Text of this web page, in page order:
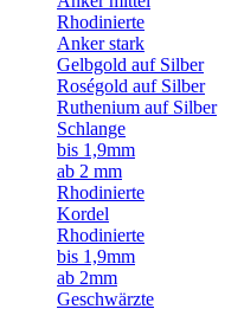
Rhodinierte
Anker stark
Gelbgold auf Silber
Roségold auf Silber
Ruthenium auf Silber
Schlange
bis 1,9mm
ab 2 mm
Rhodinierte
Kordel
Rhodinierte
bis 1,9mm
ab 2mm
Geschwärzte